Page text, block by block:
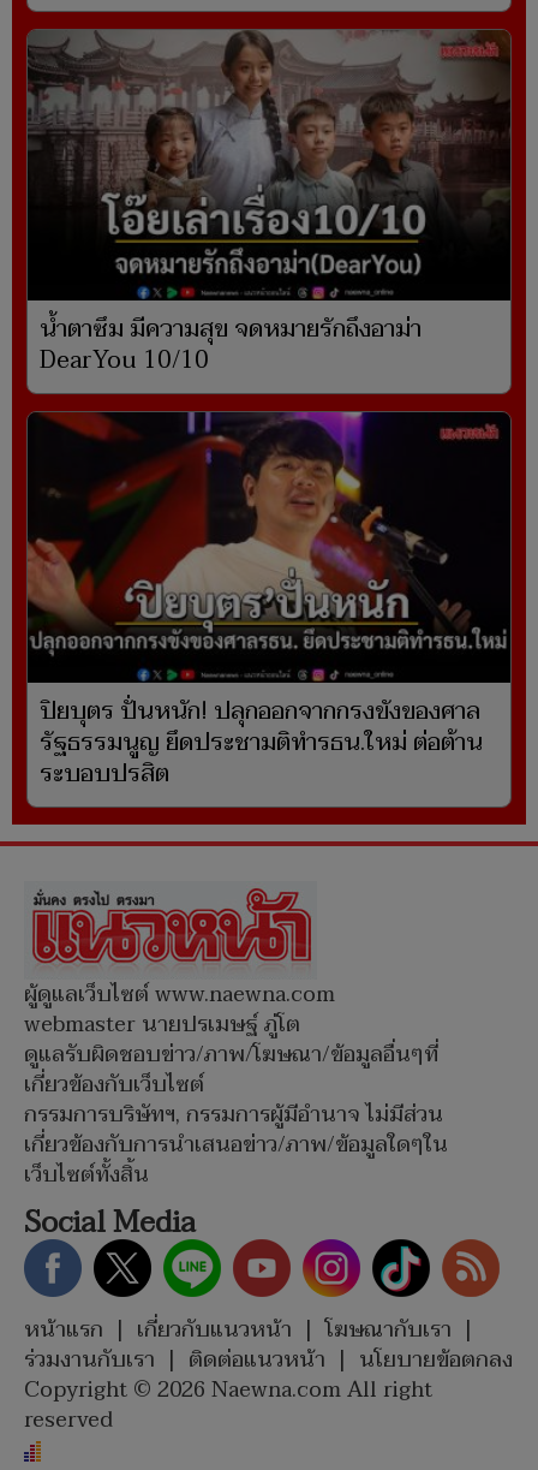
น้ำตาซึม มีความสุข จดหมายรักถึงอาม่า
DearYou 10/10
ปิยบุตร ปั่นหนัก! ปลุกออกจากกรงขังของศาล
รัฐธรรมนูญ ยึดประชามติทำรธน.ใหม่ ต่อต้าน
ระบอบปรสิต
ผู้ดูแลเว็บไซต์ www.naewna.com
webmaster นายปรเมษฐ์ ภู่โต
ดูแลรับผิดชอบข่าว/ภาพ/โฆษณา/ข้อมูลอื่นๆที่
เกี่ยวข้องกับเว็บไซต์
กรรมการบริษัทฯ, กรรมการผู้มีอำนาจ ไม่มีส่วน
เกี่ยวข้องกับการนำเสนอข่าว/ภาพ/ข้อมูลใดๆใน
เว็บไซต์ทั้งสิ้น
Social Media
หน้าแรก | เกี่ยวกับแนวหน้า | โฆษณากับเรา |
ร่วมงานกับเรา | ติดต่อแนวหน้า | นโยบายข้อตกลง
Copyright © 2026 Naewna.com All right
reserved